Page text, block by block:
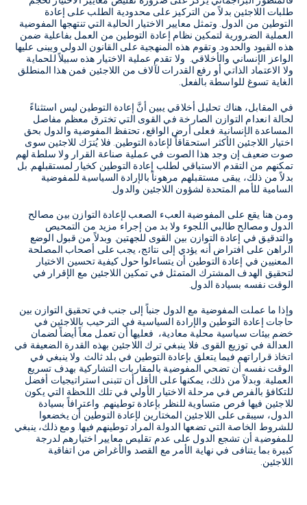
طلبات اللاجئين بدلاً من التركيز على محدودية الطلب على إعادة
التوطين من الدول. وتمثل معايير الاختيار الحالية التي تنتهجها المفوضية
العملية الضرورية لتمكين نظام إعادة التوطين من العمل بفاعلية ضمن
هذه القيود والحدود. وتقوم هذه المنهجية على القانون الدولي ويبنى عليها
الواعز الإنساني والأخلاقي. ولا تقدم عملية الاختيار هذه سبيلاً للحماية
ولا الاعتماد الذاتي أو رفع القدرات لآلاف من اللاجئين فمن هذا المنطلق
الغاية تسوغ للواسطة بالفعل.
في المقابل، هناك تحليل أخلاقي يبين أنَّ إعادة التوطين ليس استثناءً
لحالة انعدام التوازن الصارخة في القوى التي تخترق معظم مفاصل
المساعدة الإنسانية. فعلى أرض الواقع، تحتفظ المفوضية والدول بحق
اختيار اللاجئين الأكثر استحقاقاً لإعادة التوطين. فلا يُترَك للاجئين سوى
صوت ضعيف إن وجد هذا الصوت في عملية صناعة القرار ولا سلطة لهم
تمكنهم من التقدم الاستباقي لطلب إعادة التوطين كخيار لمستقبلهم. بل
بدلاً من ذلك، يبقى مستقبلهم مرهوناً بالإرادة السياسية للمفوضية
السامية للأمم المتحدة لشؤون اللاجئين والدول.
ومن هنا يقع على المفوضية العبء الصعب لإعادة التوازن بين مصالح
الدول ومصالح طالبي اللجوء ولا بد من إجراء مزيد من التمحيص
والتدقيق في إعادة التوازن بين القوى للجهتين. وبدلاً من قبول الوضع
الراهن على افتراض أنه يؤدي إلى نتائج، يجب على أصحاب المصلحة
المعنيين في إعادة التوطين أن يتساءلوا حول كيفية تحسين الاختيار
لتحقيق الهدف المشترك المتمثل في تمكين اللاجئين مع الإقرار في
الوقت نفسه بسيادة الدول.
وإذا ما عملت المفوضية مع الدول جنباً إلى جنب في تحقيق التوازن بين
حاجات إعادة التوطين والإرادة السياسية في الترحيب باللاجئين في
خضم بيئات سياسية محلية معادية، فعليها أن تعمل معاً أيضاً لضمان
العدالة في توزيع القوى. فلا ينبغي ترك اللاجئين بهذه القدرة الضعيفة في
اتخاذ قراراتهم فيما يتعلق بإعادة التوطين في بلد ثالث. ولا ينبغي في
الوقت نفسه أن تضحي المفوضية بالمقاربات التشاركية بهدف تسريع
العملية. وبدلاً من ذلك، يمكنها على الأقل أن تتبنى استراتيجيات أفضل
للتكافؤ بالفرص في مرحلة الاختيار الأولي في تلك اللحظة التي يكون
للاجئين فيها فرص متساوية للنظر بإعادة توطينهم. واعترافاً بسيادة
الدول، سيبقى على اللاجئين المختارين لإعادة التوطين أن يخضعوا
للشروط الخاصة التي تضعها الدولة المراد توطينهم فيها. ومع ذلك، ينبغي
للمفوضية أن تشجع الدول على عدم تقليص معايير اختيارهم لدرجة
كبيرة بما يتنافى في نهاية الأمر مع القصد والأغراض من اتفاقية
اللاجئين.